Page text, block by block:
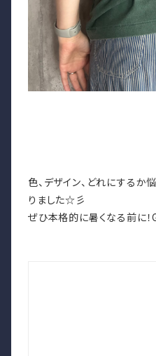
色、デザイン、どれにするか
りました☆彡
ぜひ本格的に暑くなる前に！